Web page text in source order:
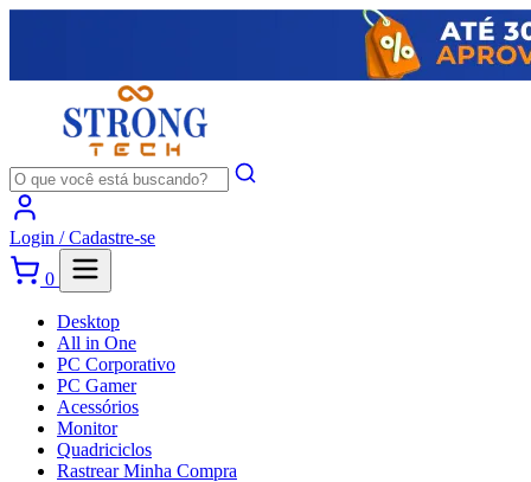
Login /Cadastre-se
0
Desktop
All in One
PC Corporativo
PC Gamer
Acessórios
Monitor
Quadriciclos
Rastrear Minha Compra